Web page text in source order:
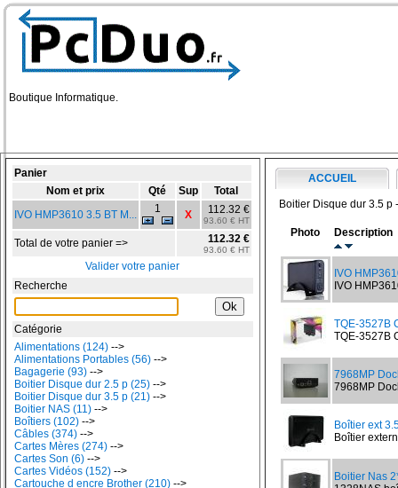
Boutique Informatique.
Panier
Nom et prix
Qté Sup
Total
IVO HMP3610 3.5 BT M...
1 X 112.32 €
93.60 € HT
Total de votre panier => 112.32 €
93.60 € HT
Valider votre panier
Recherche
Catégorie
Alimentations (124) -->
Alimentations Portables (56) -->
Bagagerie (93) -->
Boitier Disque dur 2.5 p (25) -->
Boitier Disque dur 3.5 p (21) -->
Boitier NAS (11) -->
Boîtiers (102) -->
Câbles (374) -->
Cartes Mères (274) -->
Cartes Son (6) -->
Cartes Vidéos (152) -->
Cartouche d encre Brother (210) -->
ACCUEIL
Boitier Disque dur 3.5 p
Photo Description
IVO
IVO
TQE-3527B
TQE-3527B
7968MP
7968MP
Boîtier ext
Boîtier
Boitier Nas